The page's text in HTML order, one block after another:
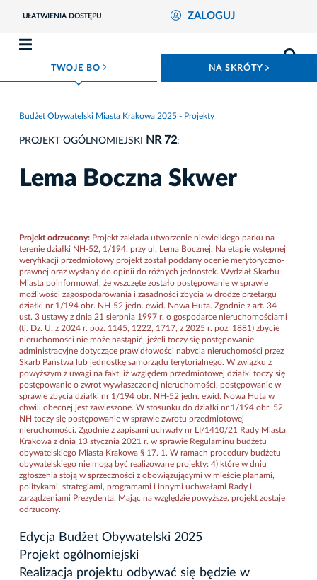
UŁATWIENIA DOSTĘPU ZALOGUJ
TWOJE BO ROZWIŃ MENU NA SKRÓTY
Budżet Obywatelski Miasta Krakowa 2025 - Projekty
PROJEKT OGÓLNOMIEJSKI NR 72:
Lema Boczna Skwer
Projekt odrzucony: Projekt zakłada utworzenie niewielkiego parku na
terenie działki NH-52, 1/194, przy ul. Lema Bocznej. Na etapie wstępnej
weryfikacji przedmiotowy projekt został poddany ocenie merytoryczno-
prawnej oraz wysłany do opinii do różnych jednostek. Wydział Skarbu
Miasta poinformował, że wszczęte zostało postępowanie w sprawie
możliwości zagospodarowania i zasadności zbycia w drodze przetargu
działki nr 1/194 obr. NH-52 jedn. ewid. Nowa Huta. Zgodnie z art. 34
ust. 3 ustawy z dnia 21 sierpnia 1997 r. o gospodarce nieruchomościami
(tj. Dz. U. z 2024 r. poz. 1145, 1222, 1717, z 2025 r. poz. 1881) zbycie
nieruchomości nie może nastąpić, jeżeli toczy się postępowanie
administracyjne dotyczące prawidłowości nabycia nieruchomości przez
Skarb Państwa lub jednostkę samorządu terytorialnego. W związku z
powyższym z uwagi na fakt, iż względem przedmiotowej działki toczy się
postępowanie o zwrot wywłaszczonej nieruchomości, postępowanie w
sprawie zbycia działki nr 1/194 obr. NH-52 jedn. ewid. Nowa Huta w
chwili obecnej jest zawieszone. W stosunku do działki nr 1/194 obr. 52
NH toczy się postępowanie w sprawie zwrotu przedmiotowej
nieruchomości. Zgodnie z zapisami uchwały nr LI/1410/21 Rady Miasta
Krakowa z dnia 13 stycznia 2021 r. w sprawie Regulaminu budżetu
obywatelskiego Miasta Krakowa § 17. 1. W ramach procedury budżetu
obywatelskiego nie mogą być realizowane projekty: 4) które w dniu
zgłoszenia stoją w sprzeczności z obowiązującymi w mieście planami,
politykami, strategiami, programami i innymi uchwałami Rady i
zarządzeniami Prezydenta. Mając na względzie powyższe, projekt zostaje
odrzucony.
Edycja Budżet Obywatelski 2025
Projekt ogólnomiejski
Realizacja projektu odbywać się będzie w